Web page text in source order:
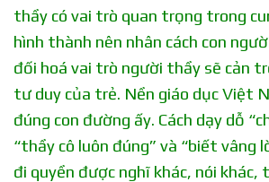
thầy có vai trò quan trọng trong
hình thành nên nhân cách con
đối hoá vai trò người thầy sẽ cản
tư duy của trẻ. Nền giáo dục Việt
đúng con đường ấy. Cách dạy dỗ
“thầy cô luôn đúng” và “biết vâng
đi quyền được nghĩ khác, nói khác,